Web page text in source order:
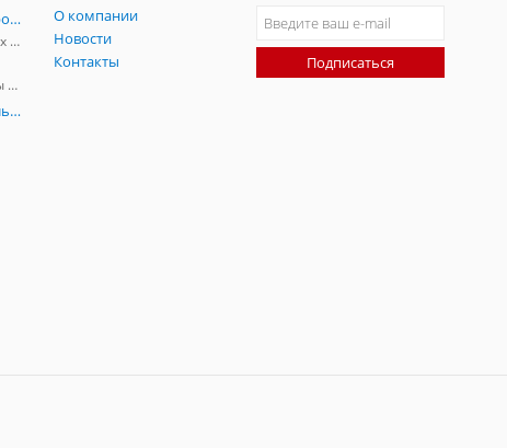
Оборудование для тестирования и симуляции ГНСС
Генераторы имитационных и заградительных помех
Интегрированные системы защиты от ГНСС-помех
РЧ-компоненты коаксиальные
О компании
Новости
Контакты
Подписаться